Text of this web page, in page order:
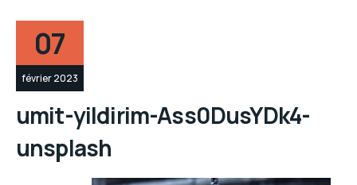
07
février 2023
umit-yildirim-Ass0DusYDk4-
unsplash